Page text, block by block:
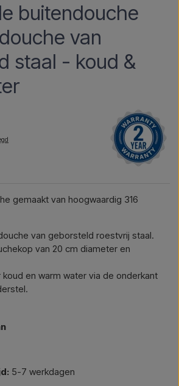
buitendouche
van
staal - koud &
gemaakt van hoogwaardig 316
van geborsteld roestvrij staal.
van 20 cm diameter en
en warm water via de onderkant
5-7 werkdagen